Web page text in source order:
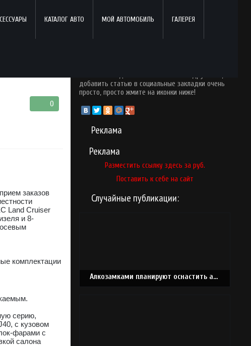
добавить статью в социальные закладки очень
просто, просто жмите на иконки ниже!
Реклама
Реклама
Разместить ссылку здесь за руб.
Поставить к себе на сайт
Случайные публикации:
Алкозамками планируют оснастить автомобили в России
КАТАЛОГ АВТО МОЙ АВТОМОБИЛЬ ГАЛЕРЕЯ
0
заказов
Land Cruiser
и 8-
комплектации
серию,
с кузовом
фарами с
салона